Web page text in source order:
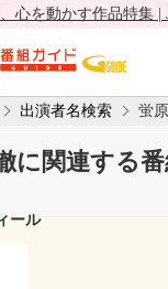
心を動かす作品特集 |
出演者名検索 蛍
関連する番
ール